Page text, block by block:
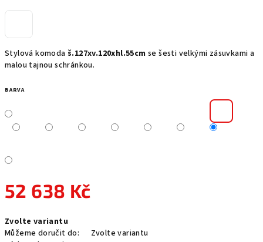
Stylová komoda š.127xv.120xhl.55cm se šesti velkými zásuvkami a
malou tajnou schránkou.
BARVA
52 638 Kč
cena:
Zvolte variantu
Můžeme doručit do:
Zvolte variantu